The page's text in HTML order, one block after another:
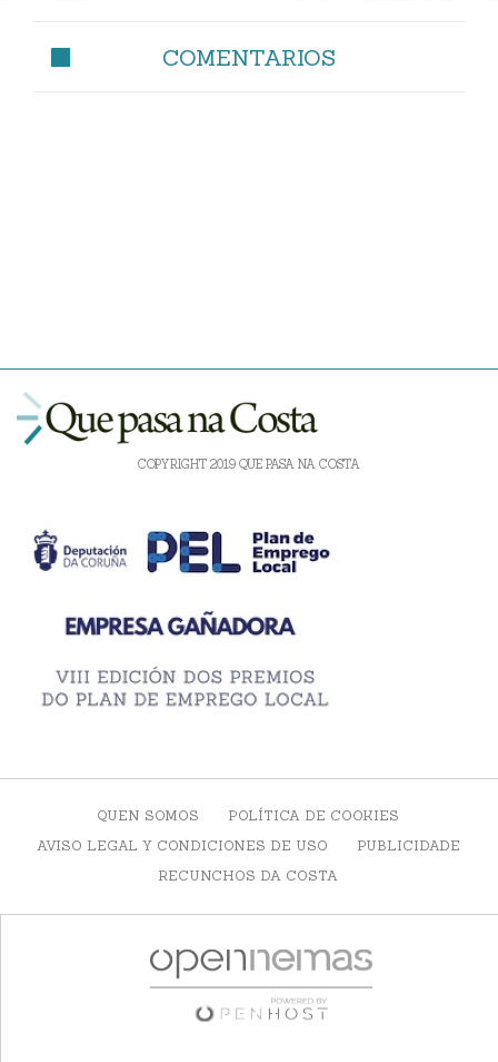
COMENTARIOS
COPYRIGHT 2019 QUE PASA NA COSTA
QUEN SOMOS
POLÍTICA DE COOKIES
AVISO LEGAL Y CONDICIONES DE USO
PUBLICIDADE
RECUNCHOS DA COSTA